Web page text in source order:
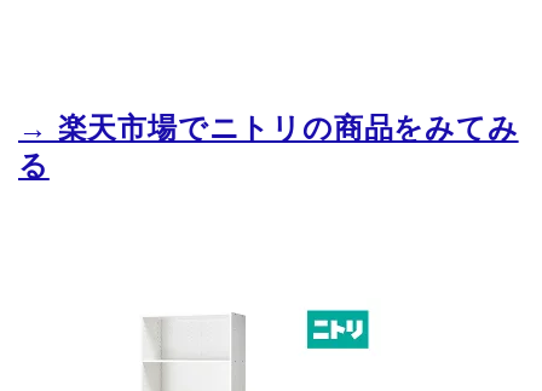
→ 楽天市場でニトリの商品をみてみ
る